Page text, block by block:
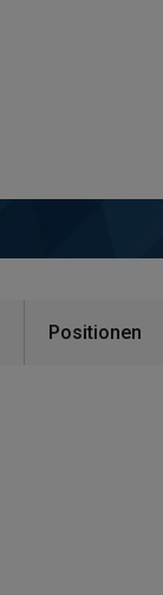
Positionen